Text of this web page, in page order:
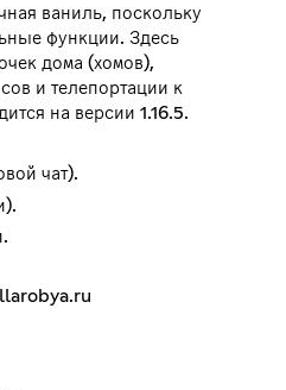
ваниль, поскольку
функции. Здесь
дома (хомов),
и телепортации к
на версии 1.16.5.
чат).